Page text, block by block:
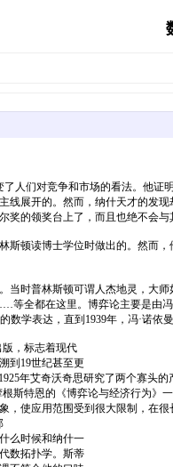
人们对竞争和市场的看法。他
展开的。然而，纳什天才的发
的领奖台上了，而且也绝不会与
顿读博士学位时做出的。然而
时普林斯顿可谓人杰地灵，大师
等全都在这里。博弈论主要是
学表达，直到1939年，冯·诺
，标志着现代
到19世纪甚至更
年艾奇沃奇思研究了两个寡
斯特恩的《博弈论与经济行为
，使应用范围受到很大限制，
么时候和纳什一
数拓扑学。斯蒂